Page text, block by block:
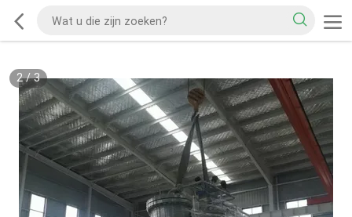
2/3